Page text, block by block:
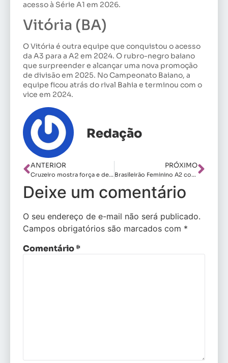
acesso à Série A1 em 2026.
Vitória (BA)
O Vitória é outra equipe que conquistou o acesso
da A3 para a A2 em 2024. O rubro-negro baiano
que surpreender e alcançar uma nova promoção
de divisão em 2025. No Campeonato Baiano, a
equipe ficou atrás do rival Bahia e terminou com o
vice em 2024.
Redação
ANTERIOR
Cruzeiro mostra força e derrota o Inter fora de casa
PRÓXIMO
Brasileirão Feminino A2 começa neste sábado (19)
Deixe um comentário
O seu endereço de e-mail não será publicado.
Campos obrigatórios são marcados com *
Comentário*